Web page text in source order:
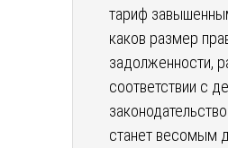
тариф
каков размер
задолженности,
соответствии с
станет весомым